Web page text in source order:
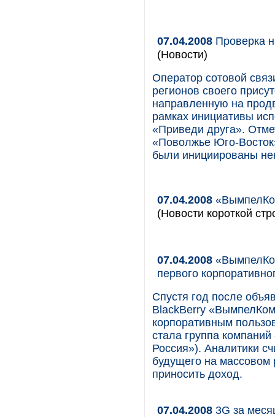
07.04.2008 Проверка
(Новости)
Оператор сотовой
регионов своего
направленную на
рамках инициативы
«Приведи друга».
«Поволжье Юго-
были инициированы
07.04.2008
(Новости короткой
07.04.2008
первого
Спустя год после
BlackBerry
корпоративным
стала группа
Россия»). Аналитики
будущего на массовом
приносить доход.
07.04.2008 3G за